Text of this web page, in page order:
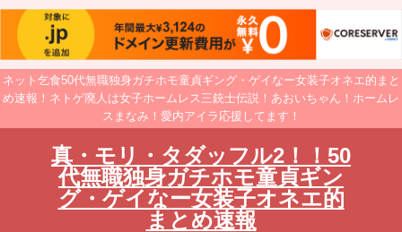
ネット乞食50代無職独身ガチホモ童貞ギング・ゲイなー女装子オネエ的まと
め速報！ネトゲ廃人は女子ホームレス三銃士伝説！あおいちゃん！ホームレ
スまなみ！愛内アイラ応援してます！
真・モリ・タダッフル2！！50
代無職独身ガチホモ童貞ギン
グ・ゲイなー女装子オネエ的
まとめ速報